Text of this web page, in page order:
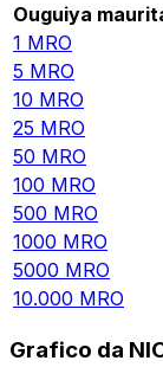
Ouguiya
1 MRO
5 MRO
10 MRO
25 MRO
50 MRO
100 MRO
500 MRO
1000 MRO
5000 MRO
10.000 MRO
Grafico da